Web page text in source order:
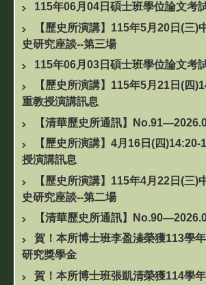
115年06月04日碩士班學位論文考
【歷史所演講】115年5月20日(三)
史研究座談--第三場
115年06月03日碩士班學位論文考
【歷史所演講】115年5月21日(四
重教授演講訊息
【清華歷史所通訊】
【歷史所演講】4月16日(四)14:20-
授演講訊息
【歷史所演講】115年4月22日(三)
史研究座談--第二場
【清華歷史所通訊】
賀！本所博士班李盈溱榮獲113學
研究獎學金
賀！本所博士班張凱清榮獲114學